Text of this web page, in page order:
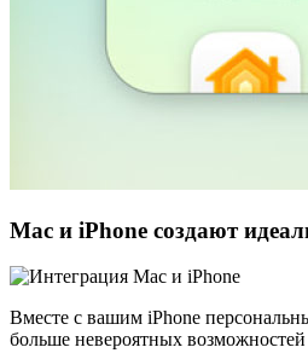
Mac и iPhone создают
Вместе с вашим iPhone
больше невероятных